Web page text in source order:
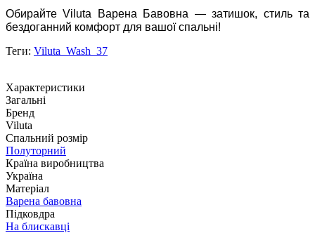
Обирайте Viluta Варена Бавовна — затишок, стиль та
бездоганний комфорт для вашої спальні!
Теги: Viluta_Wash_37
Характеристики
Загальні
Бренд
Viluta
Спальний розмір
Полуторний
Країна виробництва
Україна
Матеріал
Варена бавовна
Підковдра
На блискавці